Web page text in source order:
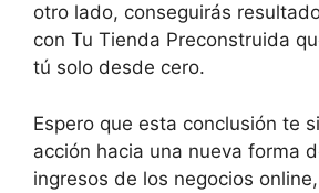
otro lado, conseguirás
con Tu Tienda Preconstruida
tú solo desde cero.
Espero que esta conclusión te
acción hacia una nueva forma
ingresos de los negocios